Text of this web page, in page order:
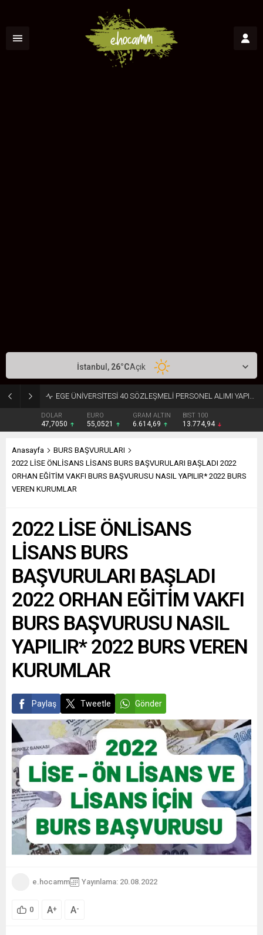
EGE ÜNİVERSİTESİ 40 SÖZLEŞMELİ PERSONEL ALIMI YAPIYOR
DOLAR
47,7050
EURO
55,0521
GRAM ALTIN
6.614,69
BIST 100
13.774,94
İstanbul, 26°CAçık
Anasayfa
BURS BAŞVURULARI
2022 LİSE ÖNLİSANS LİSANS BURS BAŞVURULARI BAŞLADI 2022
ORHAN EĞİTİM VAKFI BURS BAŞVURUSU NASIL YAPILIR* 2022 BURS
VEREN KURUMLAR
2022 LİSE ÖNLİSANS
LİSANS BURS
BAŞVURULARI BAŞLADI
2022 ORHAN EĞİTİM VAKFI
BURS BAŞVURUSU NASIL
YAPILIR* 2022 BURS VEREN
KURUMLAR
Paylaş Tweetle Gönder
e.hocamm Yayınlama: 20.08.2022
0 A+ A-